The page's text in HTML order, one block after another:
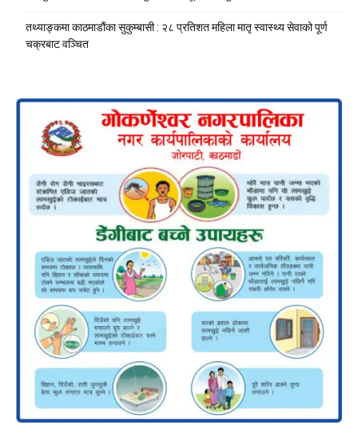
तथ्याङ्कमा काठमाडौंका सुकुम्बासी : २८ प्रतिशत महिला मातृ स्वास्थ्य सेवाको पूर्ण
चक्रबाट वञ्चित